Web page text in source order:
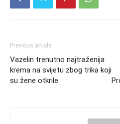
Previous article
Vazelin trenutno najtraženija
krema na svijetu zbog trika koji
su žene otkrile